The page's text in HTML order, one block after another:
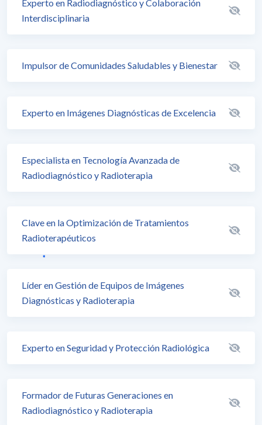
Experto en Radiodiagnóstico y Colaboración
Interdisciplinaria
Impulsor de Comunidades Saludables y Bienestar
Experto en Imágenes Diagnósticas de Excelencia
Especialista en Tecnología Avanzada de
Radiodiagnóstico y Radioterapia
Clave en la Optimización de Tratamientos
Radioterapéuticos
Líder en Gestión de Equipos de Imágenes
Diagnósticas y Radioterapia
Experto en Seguridad y Protección Radiológica
Formador de Futuras Generaciones en
Radiodiagnóstico y Radioterapia